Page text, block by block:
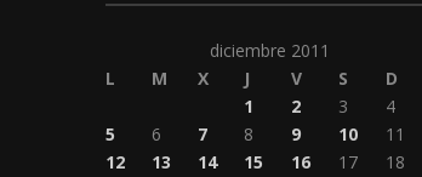
diciembre 2011
L
M X J V S
D
1
2 3
4
5
6 7 8 9 10
11
12
13 14 15 16 17
18